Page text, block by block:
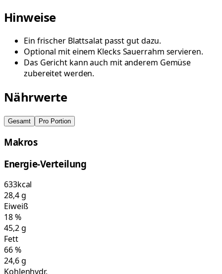
Hinweise
Ein frischer Blattsalat passt gut dazu.
Optional mit einem Klecks Sauerrahm servieren.
Das Gericht kann auch mit anderem Gemüse
zubereitet werden.
Nährwerte
Gesamt Pro Portion
Makros
Energie-Verteilung
633kcal
28,4g
Eiweiß
18%
45,2g
Fett
66%
24,6g
Kohlenhydr.